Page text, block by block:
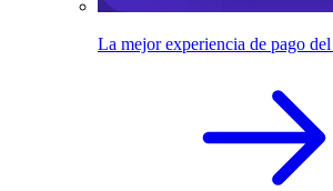
La mejor experiencia de pago